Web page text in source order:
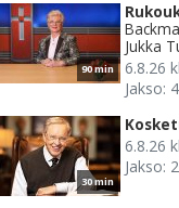
90 min
Jukka
6.8.26
Jakso:
30 min
6.8.26
Jakso: